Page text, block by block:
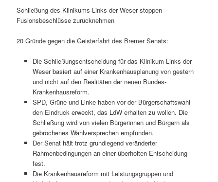
Schließung des Klinikums Links der Weser stoppen –
Fusionsbeschlüsse zurücknehmen
20 Gründe gegen die Geisterfahrt des Bremer Senats:
Die Schließungsentscheidung für das Klinikum Links der
Weser basiert auf einer Krankenhausplanung von gestern
und nicht auf den Realitäten der neuen Bundes-
Krankenhausreform.
SPD, Grüne und Linke haben vor der Bürgerschaftswahl
den Eindruck erweckt, das LdW erhalten zu wollen. Die
Schließung wird von vielen Bürgerinnen und Bürgern als
gebrochenes Wahlversprechen empfunden.
Der Senat hält trotz grundlegend veränderter
Rahmenbedingungen an einer überholten Entscheidung
fest.
Die Krankenhausreform mit Leistungsgruppen und